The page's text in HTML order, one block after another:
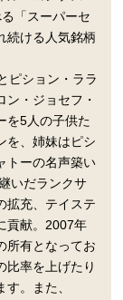
「スーパーセ
続ける人気銘柄
ピション・ララ
ン・ジョセフ・
を5人の子供た
を、姉妹はピシ
トーの名声築い
いだランクサ
拡充、テイステ
貢献。2007年
所有となってお
比率を上げたり
。また、